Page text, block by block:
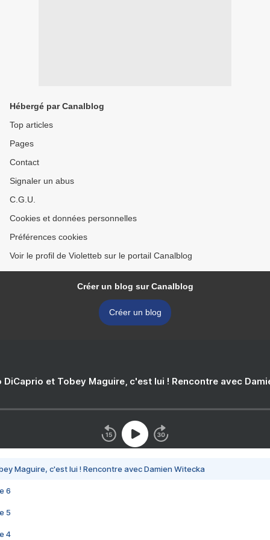
Hébergé par Canalblog
Top articles
Pages
Contact
Signaler un abus
C.G.U.
Cookies et données personnelles
Préférences cookies
Voir le profil de Violetteb sur le portail Canalblog
Créer un blog sur Canalblog
Créer un blog
DiCaprio et Tobey Maguire, c'est lui ! Rencontre avec
Maguire, c'est lui ! Rencontre avec Damien Witecka
6
5
4